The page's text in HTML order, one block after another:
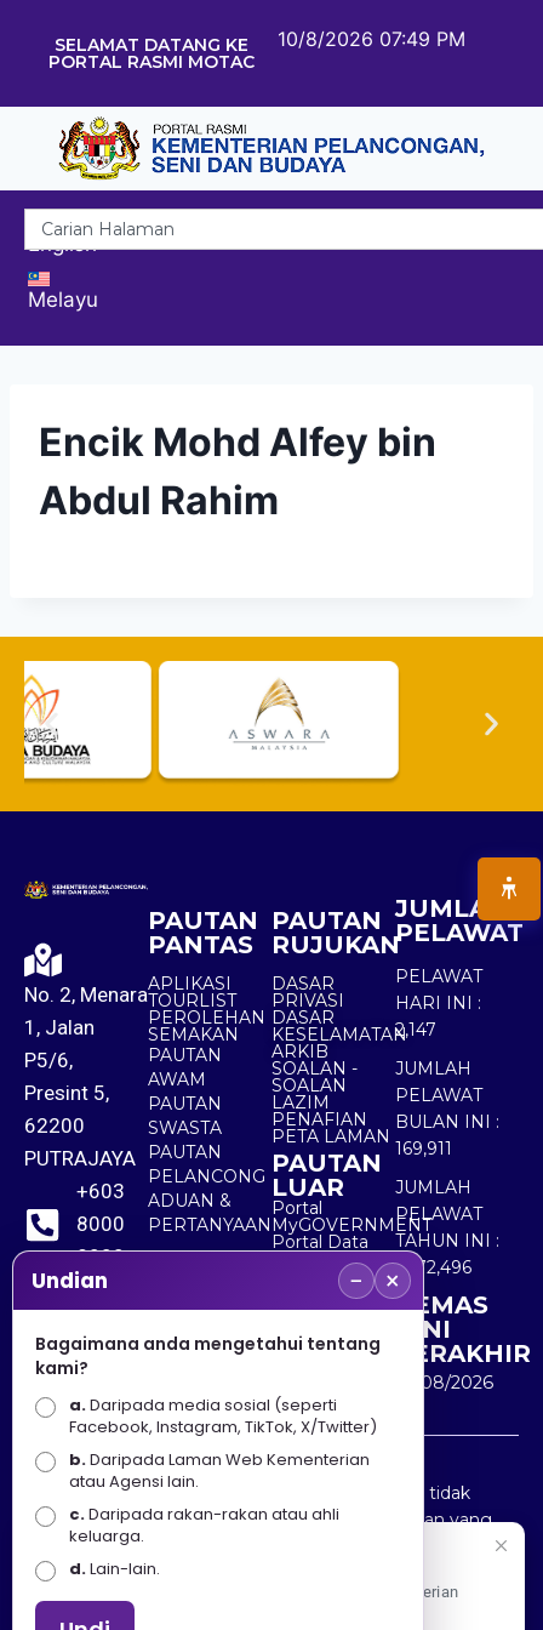
SELAMAT DATANG KE
PORTAL RASMI MOTAC
10/8/2026 07:49 PM
English
Melayu
Encik Mohd Alfey bin
Abdul Rahim
No. 2, Menara
1, Jalan
P5/6,
Presint 5,
62200
PUTRAJAYA
+603
8000
8000
+603
8891
7100
PAUTAN
PANTAS
APLIKASI
TOURLIST
PEROLEHAN
SEMAKAN
PAUTAN
AWAM
PAUTAN
SWASTA
PAUTAN
PELANCONG
ADUAN &
PERTANYAAN
PAUTAN
RUJUKAN
DASAR
PRIVASI
DASAR
KESELAMATAN
ARKIB
SOALAN -
SOALAN
LAZIM
PENAFIAN
PETA LAMAN
PAUTAN
LUAR
Portal
MyGOVERNMENT
Portal Data
Terbuka
Sektor Awam
JUMLAH
PELAWAT
PELAWAT
HARI INI :
2,147
JUMLAH
PELAWAT
BULAN INI :
169,911
JUMLAH
PELAWAT
TAHUN INI :
5,572,496
KEMAS
KINI
TERAKHIR
10/08/2026
Penafian : Kerajaan Malaysia dan Kementerian
Pelancongan Seni dan Budaya (MOTAC) adalah tidak
bertanggungjawab atas kehilangan atau kerugian yang
disebabkan oleh penggunaan mana-mana maklumat
yang diperolehi dari portal ini.
Undian − ×
Bagaimana anda mengetahui tentang
kami?
a.Daripada media sosial (seperti
Facebook, Instagram, TikTok, X/Twitter)
b.Daripada Laman Web Kementerian
atau Agensi lain.
c.Daripada rakan-rakan atau ahli
keluarga.
d.Lain-lain.
Apa Khabar! Selamat datang ke Portal Rasmi Kementerian
Pelancongan, Seni dan Budaya